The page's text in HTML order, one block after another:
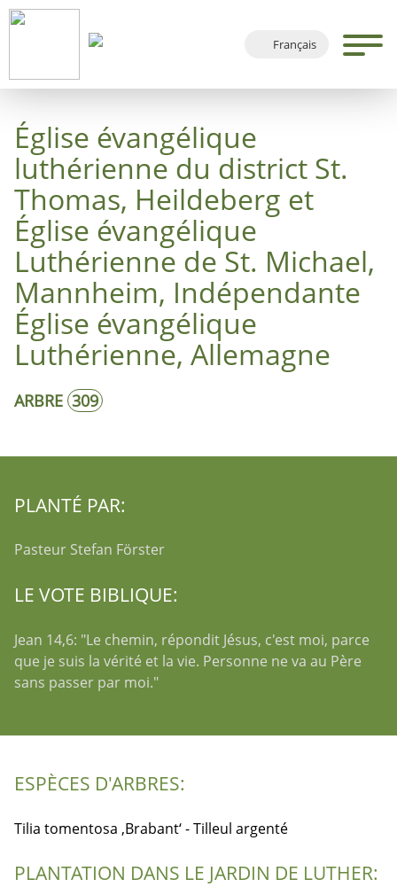
Français
Église évangélique
luthérienne du district St.
Thomas, Heildeberg et
Église évangélique
Luthérienne de St. Michael,
Mannheim, Indépendante
Église évangélique
Luthérienne, Allemagne
ARBRE 309
PLANTÉ PAR:
Pasteur Stefan Förster
LE VOTE BIBLIQUE:
Jean 14,6: "Le chemin, répondit Jésus, c'est moi, parce
que je suis la vérité et la vie. Personne ne va au Père
sans passer par moi."
ESPÈCES D'ARBRES:
Tilia tomentosa ‚Brabant‘ - Tilleul argenté
PLANTATION DANS LE JARDIN DE LUTHER: